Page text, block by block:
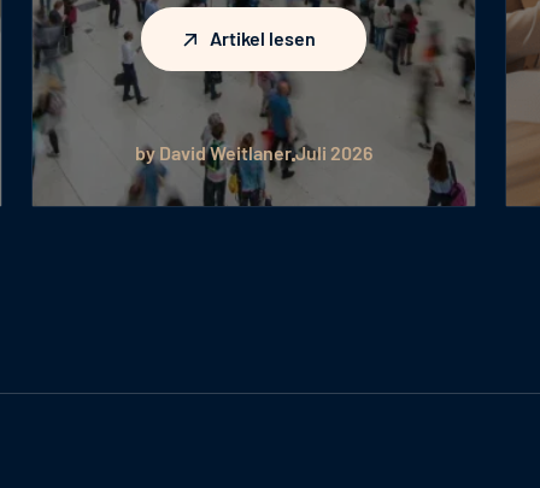
Artikel lesen
Artikel lesen
by David WeitlanerJuli 2026